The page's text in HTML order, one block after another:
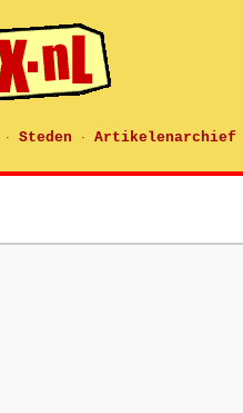
· Steden · Artikelenarchief